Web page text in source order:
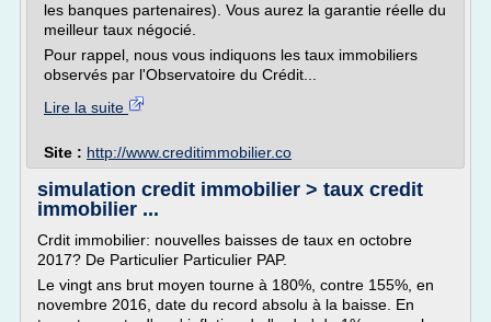
les banques partenaires). Vous aurez la garantie réelle du
meilleur taux négocié.
Pour rappel, nous vous indiquons les taux immobiliers
observés par l'Observatoire du Crédit...
Lire la suite
Site : http://www.creditimmobilier.co
simulation credit immobilier > taux credit
immobilier ...
Crdit immobilier: nouvelles baisses de taux en octobre
2017? De Particulier Particulier PAP.
Le vingt ans brut moyen tourne à 180%, contre 155%, en
novembre 2016, date du record absolu à la baisse. En